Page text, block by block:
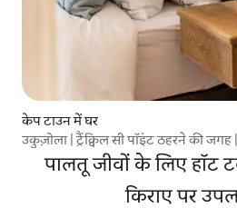
केप टाउन में घर
उकुज़ोला | ट्रैंक्विल सी पॉइंट ठहरने की जगह
पालतू जीवों के लिए हॉट
किराए पर